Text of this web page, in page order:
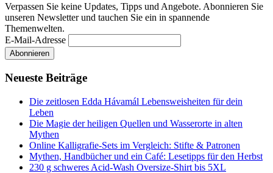
Verpassen Sie keine Updates, Tipps und Angebote. Abonnieren Sie
unseren Newsletter und tauchen Sie ein in spannende
Themenwelten.
E-Mail-Adresse
Neueste Beiträge
Die zeitlosen Edda Hávamál Lebensweisheiten für dein
Leben
Die Magie der heiligen Quellen und Wasserorte in alten
Mythen
Online Kalligrafie‑Sets im Vergleich: Stifte & Patronen
Mythen, Handbücher und ein Café: Lesetipps für den Herbst
230 g schweres Acid-Wash Oversize-Shirt bis 5XL